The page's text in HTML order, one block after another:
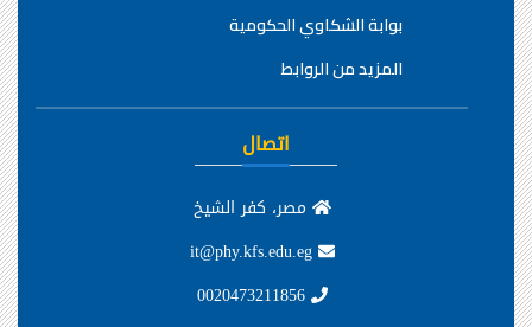
بوابة الشكاوي الحكومية
المزيد من الروابط
اتصال
مصر، كفر الشيخ